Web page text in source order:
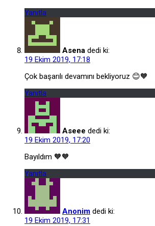
Yanıtla
Asena dedi ki:
19 Ekim 2019, 17:18
Çok başarılı devamını bekliyoruz 😊🧡
Yanıtla
Aseee dedi ki:
19 Ekim 2019, 17:20
Bayıldım 🧡🧡
Yanıtla
Anonim dedi ki:
19 Ekim 2019, 17:31